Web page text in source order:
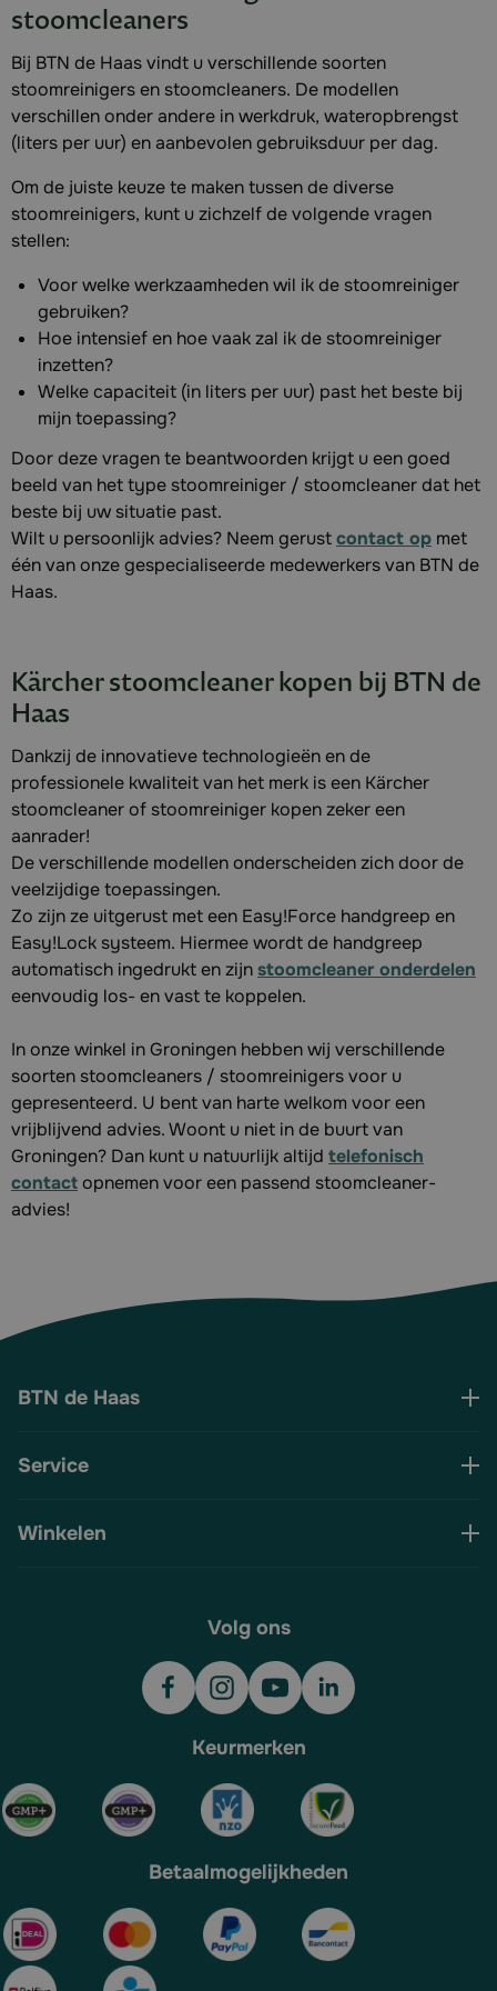
stoomcleaners
Bij BTN de Haas vindt u verschillende soorten
stoomreinigers en stoomcleaners. De modellen
verschillen onder andere in werkdruk, wateropbrengst
(liters per uur) en aanbevolen gebruiksduur per dag.
Om de juiste keuze te maken tussen de diverse
stoomreinigers, kunt u zichzelf de volgende vragen
stellen:
Voor welke werkzaamheden wil ik de stoomreiniger
gebruiken?
Hoe intensief en hoe vaak zal ik de stoomreiniger
inzetten?
Welke capaciteit (in liters per uur) past het beste bij
mijn toepassing?
Door deze vragen te beantwoorden krijgt u een goed
beeld van het type stoomreiniger / stoomcleaner dat het
beste bij uw situatie past.
Wilt u persoonlijk advies? Neem gerustcontact op met
één van onze gespecialiseerde medewerkers van BTN de
Haas.
Kärcher stoomcleaner kopen bij BTN de
Haas
Dankzij de innovatieve technologieën en de
professionele kwaliteit van het merk is een Kärcher
stoomcleaner of stoomreiniger kopen zeker een
aanrader!
De verschillende modellen onderscheiden zich door de
veelzijdige toepassingen.
Zo zijn ze uitgerust met een Easy!Force handgreep en
Easy!Lock systeem. Hiermee wordt de handgreep
automatisch ingedrukt en zijnstoomcleaner onderdelen
eenvoudig los- en vast te koppelen.
In onze winkel in Groningen hebben wij verschillende
soorten stoomcleaners / stoomreinigers voor u
gepresenteerd. U bent van harte welkom voor een
vrijblijvend advies. Woont u niet in de buurt van
Groningen? Dan kunt u natuurlijk altijd telefonisch
contactopnemen voor een passend stoomcleaner-
advies!
BTN de Haas
Service
Winkelen
Volg ons
Keurmerken
Betaalmogelijkheden